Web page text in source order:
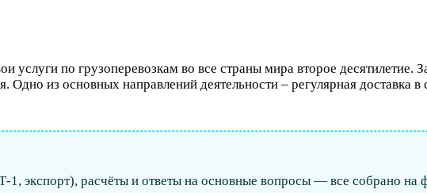
услуги по грузоперевозкам во все страны мира второе десятилетие.
Одно из основных направлений деятельности – регулярная доставка
экспорт), расчёты и ответы на основные вопросы — все собрано на